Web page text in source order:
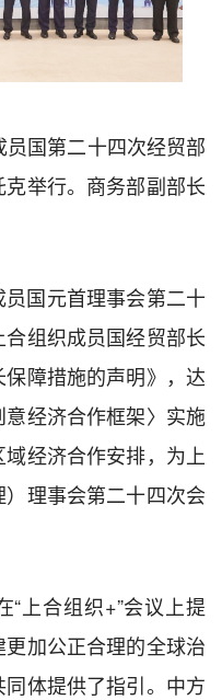
国第二十四次经贸部
举行。商务部副部长
国元首理事会第二十
组织成员国经贸部长
障措施的声明》，达
经济合作框架〉实施
经济合作安排，为上
理事会第二十四次会
上合组织+”会议上提
加公正合理的全球治
体提供了指引。中方